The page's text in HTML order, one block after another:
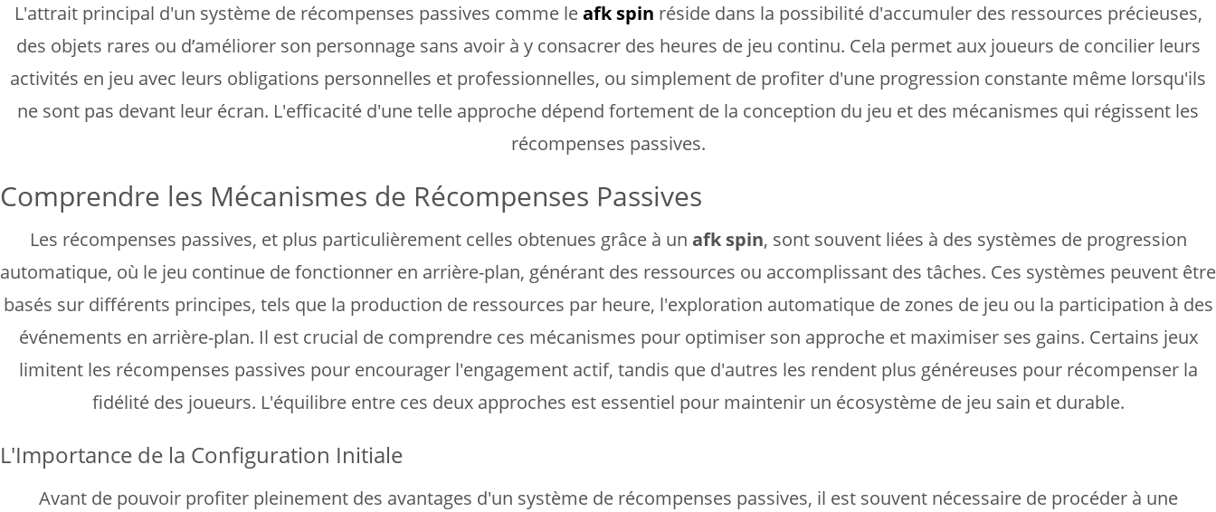
L'attrait principal d'un système de récompenses passives comme leafk spin réside dans la possibilité d'accumuler des ressources précieuses,
des objets rares ou d’améliorer son personnage sans avoir à y consacrer des heures de jeu continu. Cela permet aux joueurs de concilier leurs
activités en jeu avec leurs obligations personnelles et professionnelles, ou simplement de profiter d'une progression constante même lorsqu'ils
ne sont pas devant leur écran. L'efficacité d'une telle approche dépend fortement de la conception du jeu et des mécanismes qui régissent les
récompenses passives.
Comprendre les Mécanismes de Récompenses Passives
Les récompenses passives, et plus particulièrement celles obtenues grâce à un afk spin, sont souvent liées à des systèmes de progression
automatique, où le jeu continue de fonctionner en arrière-plan, générant des ressources ou accomplissant des tâches. Ces systèmes peuvent être
basés sur différents principes, tels que la production de ressources par heure, l'exploration automatique de zones de jeu ou la participation à des
événements en arrière-plan. Il est crucial de comprendre ces mécanismes pour optimiser son approche et maximiser ses gains. Certains jeux
limitent les récompenses passives pour encourager l'engagement actif, tandis que d'autres les rendent plus généreuses pour récompenser la
fidélité des joueurs. L'équilibre entre ces deux approches est essentiel pour maintenir un écosystème de jeu sain et durable.
L'Importance de la Configuration Initiale
Avant de pouvoir profiter pleinement des avantages d'un système de récompenses passives, il est souvent nécessaire de procéder à une